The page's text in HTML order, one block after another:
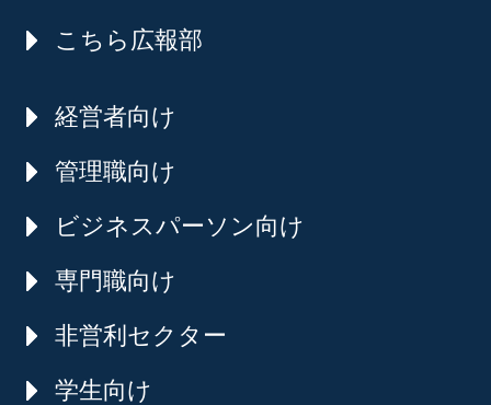
こちら広報部
経営者向け
管理職向け
ビジネスパーソン向け
専門職向け
非営利セクター
学生向け